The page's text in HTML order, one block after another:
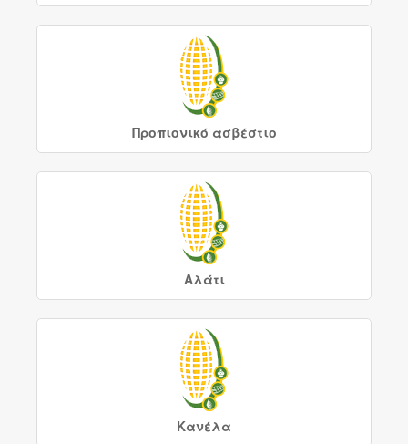
Προπιονικό ασβέστιο
Αλάτι
Κανέλα